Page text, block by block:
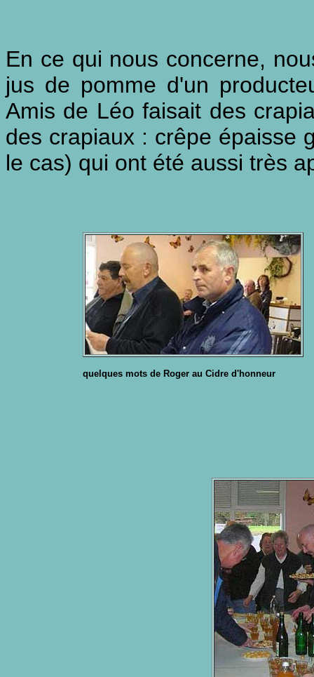
En ce qui nous concerne,
jus de pomme d'un
Amis de Léo faisait des
des crapiaux : crêpe épaisse
le cas) qui ont été aussi très
quelques mots de Roger au Cidre d'honneur